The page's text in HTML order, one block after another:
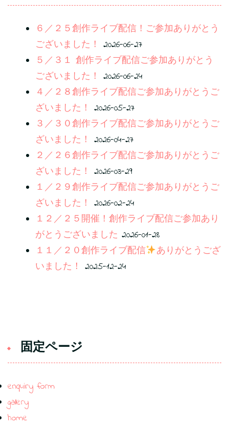
６／２５創作ライブ配信！ご参加ありがとう
ございました！ 2026-06-27
５／３１ 創作ライブ配信ご参加ありがとう
ございました！ 2026-06-24
４／２８創作ライブ配信ご参加ありがとうご
ざいました！ 2026-05-27
３／３０創作ライブ配信ご参加ありがとうご
ざいました！ 2026-04-27
２／２６創作ライブ配信ご参加ありがとうご
ざいました！ 2026-03-29
１／２９創作ライブ配信ご参加ありがとうご
ざいました！ 2026-02-24
１２／２５開催！創作ライブ配信ご参加あり
がとうございました 2026-01-28
１１／２０創作ライブ配信
ありがとうござ
いました！ 2025-12-24
固定ページ
enquiry form
gallery
home